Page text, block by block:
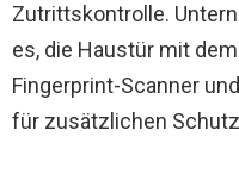
Zutrittskontrolle.
es, die Haustür mit
Fingerprint-Scanner
für zusätzlichen